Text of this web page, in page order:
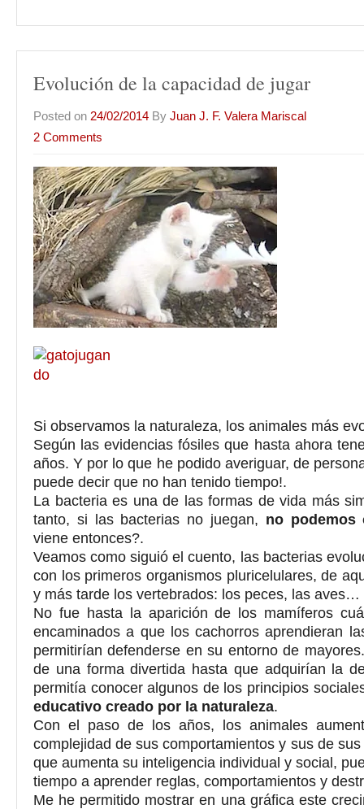
Evolución de la capacidad de jugar
Posted on 24/02/2014 By Juan J. F. Valera Mariscal
2 Comments
Si observamos la naturaleza, los animales más
Según las evidencias fósiles que hasta ahora
años. Y por lo que he podido averiguar, de
puede decir que no han tenido tiempo!.
La bacteria es una de las formas de vida más
tanto, si las bacterias no juegan, no
viene entonces?.
Veamos como siguió el cuento, las bacterias
con los primeros organismos pluricelulares, de
y más tarde los vertebrados: los peces, las
No fue hasta la aparición de los mamíferos
encaminados a que los cachorros aprendieran
permitirían defenderse en su entorno de
de una forma divertida hasta que adquirían la
permitía conocer algunos de los principios
educativo creado por la naturaleza.
Con el paso de los años, los animales
complejidad de sus comportamientos y sus de
que aumenta su inteligencia individual y social,
tiempo a aprender reglas, comportamientos y
Me he permitido mostrar en una gráfica este